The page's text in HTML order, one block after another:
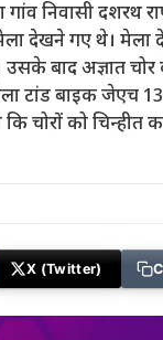
निवासी दशरथ
देखने गए थे।
उसके बाद अज्ञात
टांड बाइक
कि चोरों को चिन्हीत
X (Twitter)